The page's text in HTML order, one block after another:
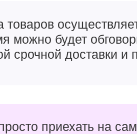
товаров
можно будет
срочной доставки
приехать на